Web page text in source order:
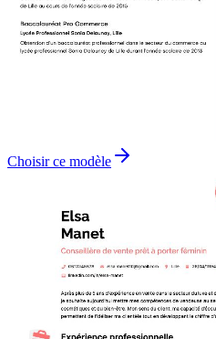
Choisir ce modèle